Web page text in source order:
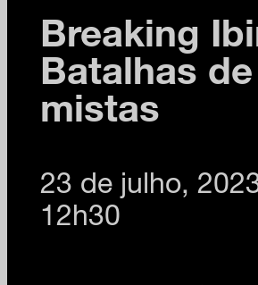
Breaking
Batalhas
mistas
23 de julho,
12h30